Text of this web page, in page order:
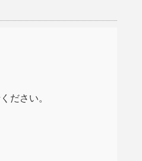
ださい。